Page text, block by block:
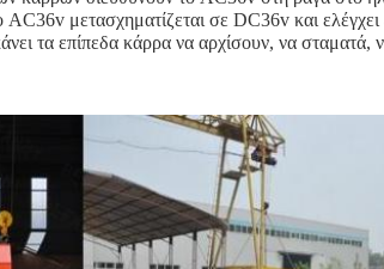
AC36v μετασχηματίζεται σε DC36v και
τα επίπεδα κάρρα να αρχίσουν, να σταματά, να